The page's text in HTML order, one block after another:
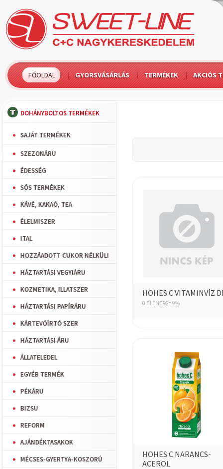
FŐOLDAL GYORSVÁSÁRLÁS TERMÉKEK AKCIÓS
DOHÁNYBOLTOS TERMÉKEK
SAJÁT TERMÉKEK
SZEZONÁRU
ÉDESSÉG
SÓS TERMÉKEK
KÁVÉ, KAKAÓ, TEA
ÉLELMISZER
ITAL
HOZZÁADOTT CUKOR NÉLKÜLI
HÁZTARTÁSI VEGYIÁRU
KOZMETIKA, ILLATSZER
HÁZTARTÁSI PAPÍRÁRU
KÁRTEVŐÍRTÓ SZER
HÁZTARTÁSI ÁRU
ÁLLATELEDEL
EGYÉB TERMÉK
PÉKÁRU
BIZSU
REFORM
AJÁNDÉKTASAKOK
MÉCSES-GYERTYA-KOSZORÚ
HOHES C VITAMINVÍZ
0,5l ENERGY 9%
HOHES C NARANCS-
ACEROL